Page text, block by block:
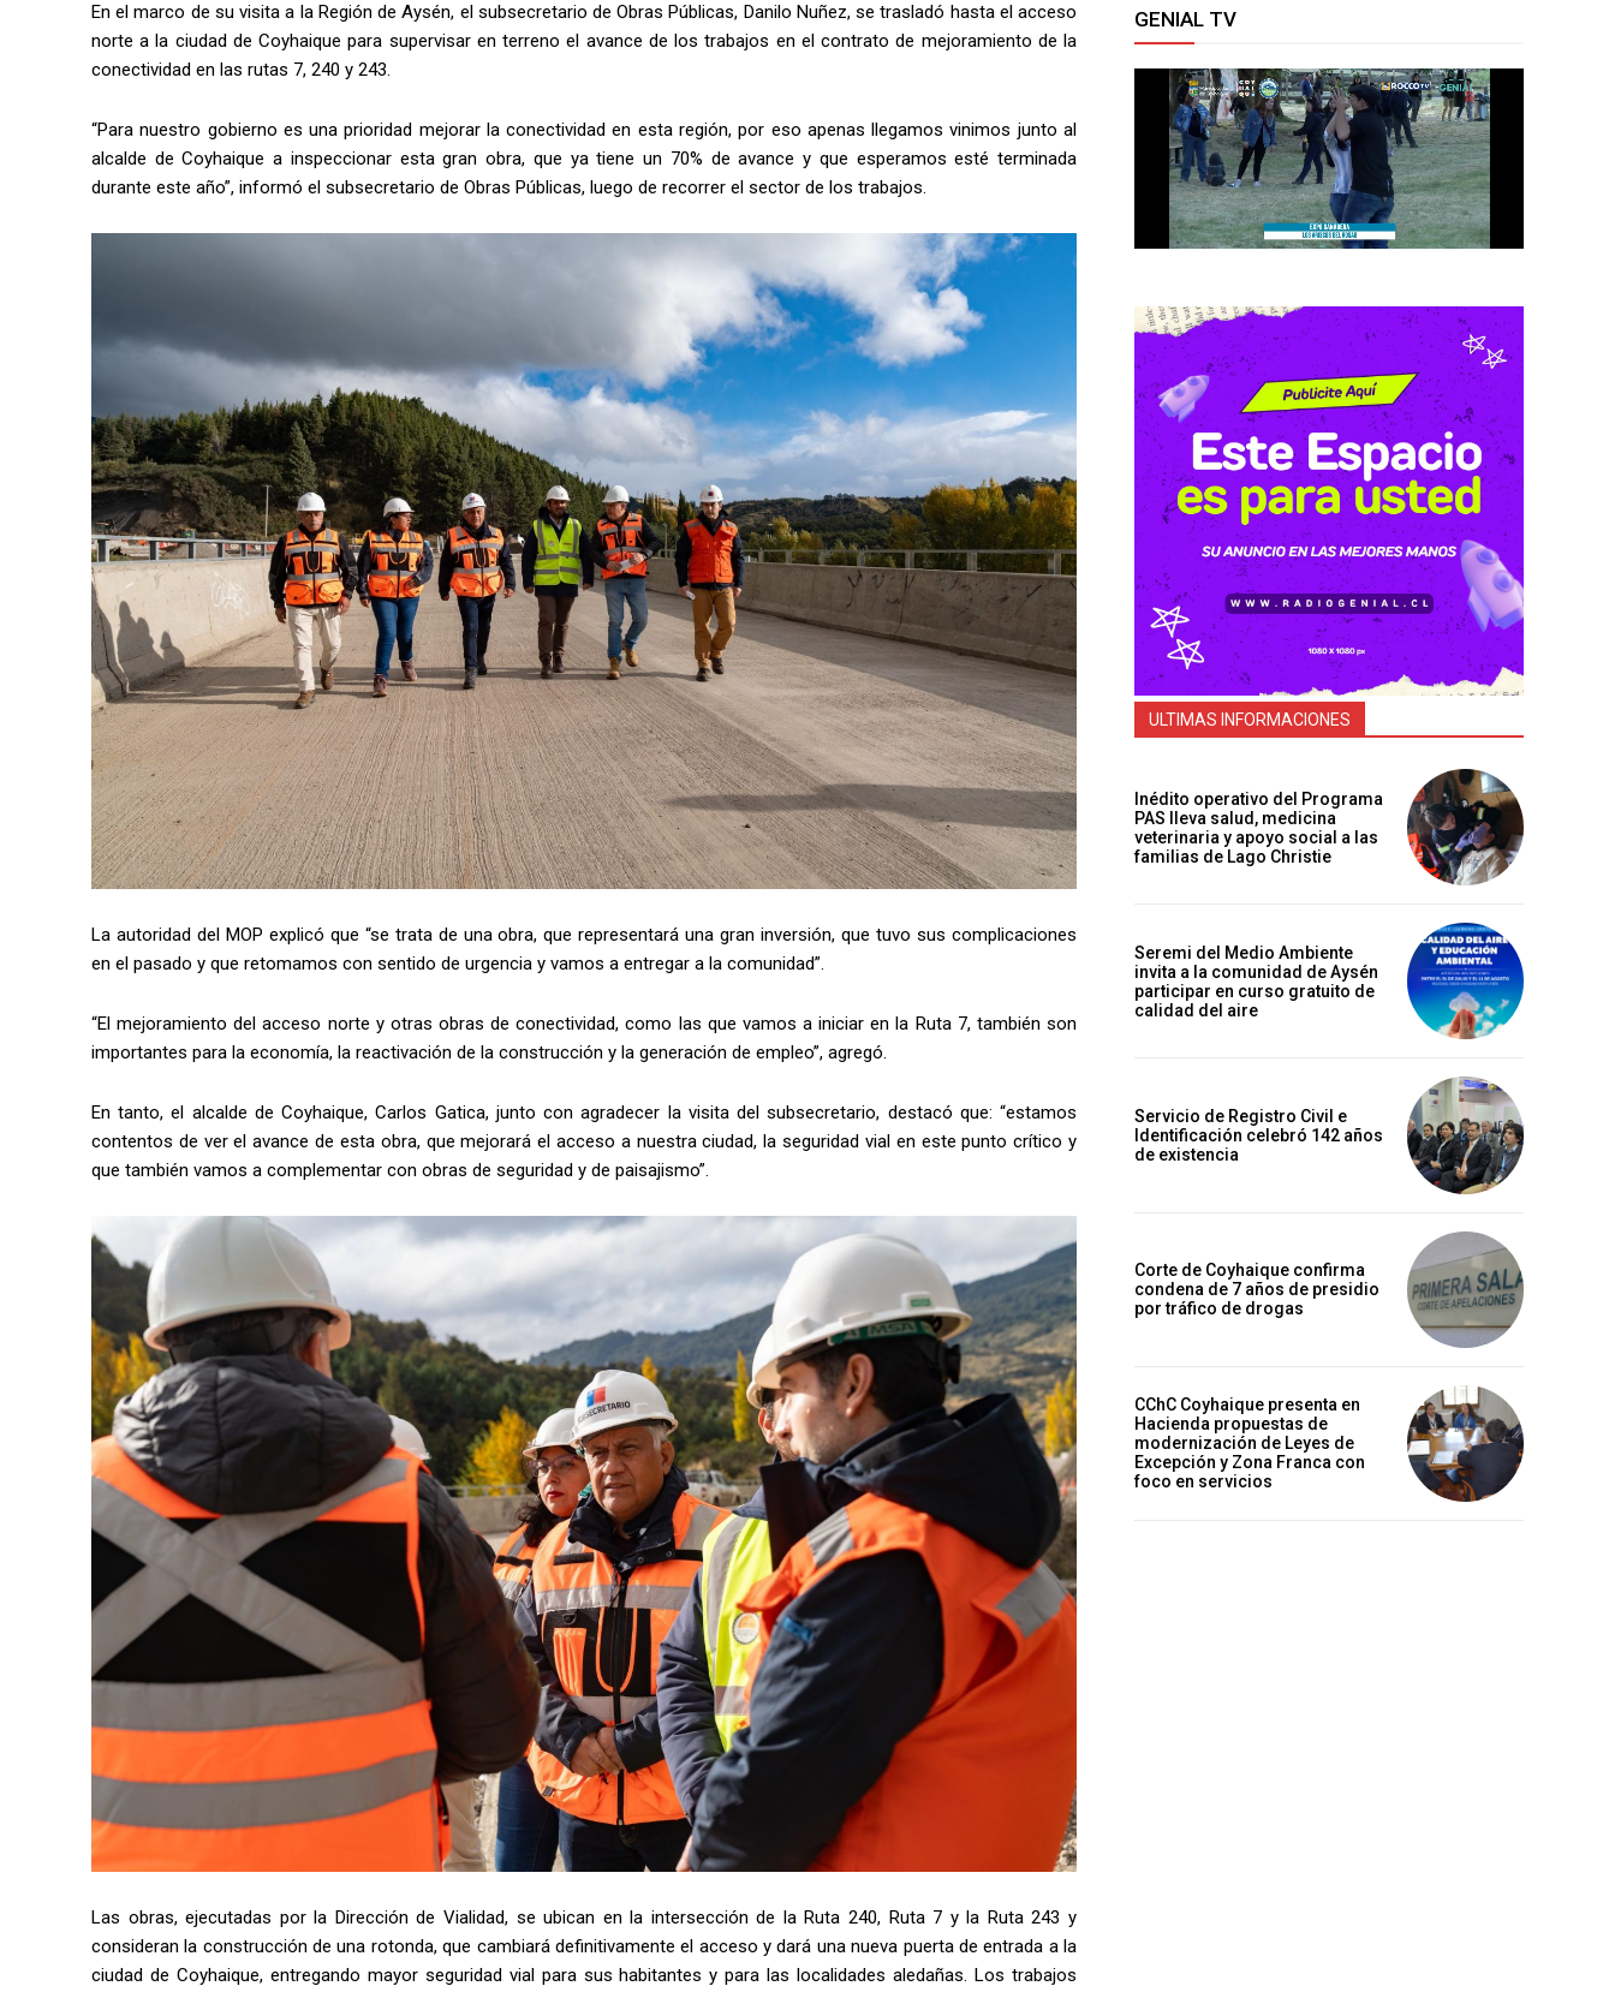
En el marco de su visita a la Región de Aysén, el subsecretario de Obras Públicas, Danilo Nuñez, se trasladó hasta el acceso
norte a la ciudad de Coyhaique para supervisar en terreno el avance de los trabajos en el contrato de mejoramiento de la
conectividad en las rutas 7, 240 y 243.
“Para nuestro gobierno es una prioridad mejorar la conectividad en esta región, por eso apenas llegamos vinimos junto al
alcalde de Coyhaique a inspeccionar esta gran obra, que ya tiene un 70% de avance y que esperamos esté terminada
durante este año”, informó el subsecretario de Obras Públicas, luego de recorrer el sector de los trabajos.
La autoridad del MOP explicó que “se trata de una obra, que representará una gran inversión, que tuvo sus complicaciones
en el pasado y que retomamos con sentido de urgencia y vamos a entregar a la comunidad”.
“El mejoramiento del acceso norte y otras obras de conectividad, como las que vamos a iniciar en la Ruta 7, también son
importantes para la economía, la reactivación de la construcción y la generación de empleo”, agregó.
En tanto, el alcalde de Coyhaique, Carlos Gatica, junto con agradecer la visita del subsecretario, destacó que: “estamos
contentos de ver el avance de esta obra, que mejorará el acceso a nuestra ciudad, la seguridad vial en este punto crítico y
que también vamos a complementar con obras de seguridad y de paisajismo”.
Las obras, ejecutadas por la Dirección de Vialidad, se ubican en la intersección de la Ruta 240, Ruta 7 y la Ruta 243 y
consideran la construcción de una rotonda, que cambiará definitivamente el acceso y dará una nueva puerta de entrada a la
ciudad de Coyhaique, entregando mayor seguridad vial para sus habitantes y para las localidades aledañas. Los trabajos
GENIAL TV
ULTIMAS INFORMACIONES
Inédito operativo del Programa
PAS lleva salud, medicina
veterinaria y apoyo social a las
familias de Lago Christie
Seremi del Medio Ambiente
invita a la comunidad de Aysén
participar en curso gratuito de
calidad del aire
Servicio de Registro Civil e
Identificación celebró 142 años
de existencia
Corte de Coyhaique confirma
condena de 7 años de presidio
por tráfico de drogas
CChC Coyhaique presenta en
Hacienda propuestas de
modernización de Leyes de
Excepción y Zona Franca con
foco en servicios